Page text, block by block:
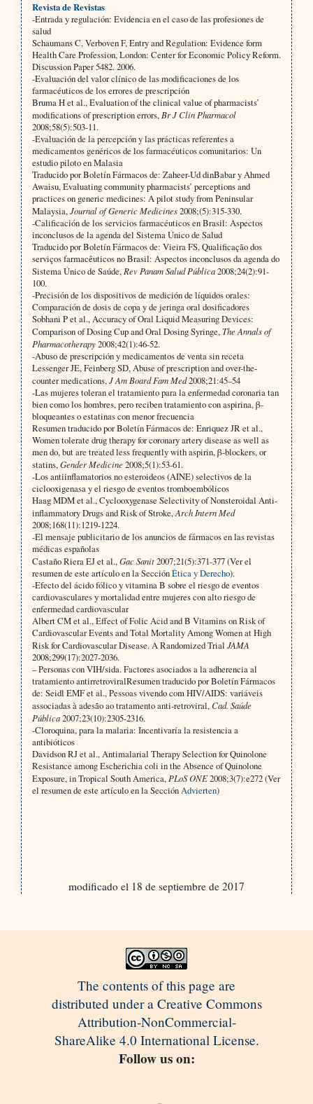
Revista de Revistas
-Entrada y regulación: Evidencia en el caso de las profesiones de
salud
Schaumans C, Verboven F, Entry and Regulation: Evidence form
Health Care Profession, London: Center for Economic Policy Reform.
Discussion Paper 5482. 2006.
-Evaluación del valor clínico de las modificaciones de los
farmacéuticos de los errores de prescripción
Bruma H et al., Evaluation of the clinical value of pharmacists’
modifications of prescription errors, Br J Clin Pharmacol
2008;58(5):503-11.
-Evaluación de la percepción y las prácticas referentes a
medicamentos genéricos de los farmacéuticos comunitarios: Un
estudio piloto en Malasia
Traducido por Boletín Fármacos de: Zaheer-Ud dinBabar y Ahmed
Awaisu, Evaluating community pharmacists’ perceptions and
practices on generic medicines: A pilot study from Peninsular
Malaysia,Journal of Generic Medicines2008;(5):315-330.
-Calificación de los servicios farmacéuticos en Brasil: Aspectos
inconclusos de la agenda del Sistema Único de Salud
Traducido por Boletín Fármacos de: Vieira FS, Qualificação dos
serviços farmacêuticos no Brasil: Aspectos inconclusos da agenda do
Sistema Único de Saúde, Rev Panam Salud Pública2008;24(2):91-
100.
-Precisión de los dispositivos de medición de líquidos orales:
Comparación de dosis de copa y de jeringa oral dosificadores
Sobhani P et al., Accuracy of Oral Liquid Measuring Devices:
Comparison of Dosing Cup and Oral Dosing Syringe, The Annals of
Pharmacotherapy2008;42(1):46-52.
-Abuso de prescripción y medicamentos de venta sin receta
Lessenger JE, Feinberg SD, Abuse of prescription and over-the-
counter medications,J Am Board Fam Med2008;21:45–54
-Las mujeres toleran el tratamiento para la enfermedad coronaria tan
bien como los hombres, pero reciben tratamiento con aspirina,β-
bloqueantes o estatinas con menor frecuencia
Resumen traducido por Boletín Fármacos de: Enriquez JR et al.,
Women tolerate drug therapy for coronary artery disease as well as
men do, but are treated less frequently with aspirin, β-blockers, or
statins,Gender Medicine2008;5(1):53-61.
-Los antiinflamatorios no esteroideos (AINE) selectivos de la
ciclooxigenasa y el riesgo de eventos tromboembólicos
Haag MDM et al., Cyclooxygenase Selectivity of Nonsteroidal Anti-
inflammatory Drugs and Risk of Stroke,Arch Intern Med
2008;168(11):1219-1224.
-El mensaje publicitario de los anuncios de fármacos en las revistas
médicas españolas
Castaño Riera EJ et al.,Gac Sanit2007;21(5):371-377 (Ver el
resumen de este artículo en la SecciónÉtica y Derecho).
-Efecto del ácido fólico y vitamina B sobre el riesgo de eventos
cardiovasculares y mortalidad entre mujeres con alto riesgo de
enfermedad cardiovascular
Albert CM et al., Effect of Folic Acid and B Vitamins on Risk of
Cardiovascular Events and Total Mortality Among Women at High
Risk for Cardiovascular Disease. A Randomized Trial JAMA
2008;299(17):2027-2036.
– Personas con VIH/sida. Factores asociados a la adherencia al
tratamiento antirretroviralResumen traducido por Boletín Fármacos
de: Seidl EMF et al., Pessoas vivendo com HIV/AIDS: variáveis
associadas à adesão ao tratamento anti-retroviral,Cad. Saúde
Pública2007;23(10):2305-2316.
-Cloroquina, para la malaria: Incentivaría la resistencia a
antibióticos
Davidson RJ et al., Antimalarial Therapy Selection for Quinolone
Resistance among Escherichia coli in the Absence of Quinolone
Exposure, in Tropical South America, PLoS ONE2008;3(7):e272 (Ver
el resumen de este artículo en la SecciónAdvierten)
modificado el 18 de septiembre de 2017
The contents of this page are
distributed under a Creative Commons
Attribution-NonCommercial-
ShareAlike 4.0 International License.
Follow us on: